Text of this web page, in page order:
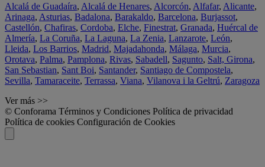
Alcalá de Guadaíra, Alcalá de Henares, Alcorcón, Alfafar, Alicante,
Arinaga, Asturias, Badalona, Barakaldo, Barcelona, Burjassot,
Castellón, Chafiras, Cordoba, Elche, Finestrat, Granada, Huércal de
Almería, La Coruña, La Laguna, La Zenia, Lanzarote, León,
Lleida, Los Barrios, Madrid, Majadahonda, Málaga, Murcia,
Orotava, Palma, Pamplona, Rivas, Sabadell, Sagunto, Salt, Girona,
San Sebastian, Sant Boi, Santander, Santiago de Compostela,
Sevilla, Tamaraceite, Terrassa, Viana, Vilanova i la Geltrú, Zaragoza
Ver más >>
© Conforama Términos y Condiciones Política de privacidad
Política de cookies Configuración de Cookies